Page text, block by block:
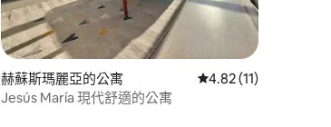
獲得 4.98 的平均評分（滿分 5 分）
赫蘇斯瑪麗亞的公寓 從 11 則評價中獲得
4.82 (11)
Jesús María 現代舒適的公寓